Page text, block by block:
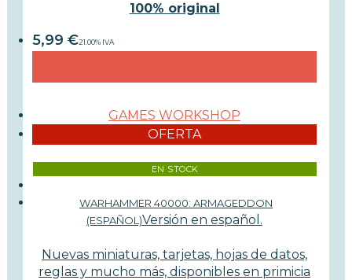
100% original
5,99 €21.00% IVA
GAMES WORKSHOP
OFERTA
EN STOCK
WARHAMMER 40000: ARMAGEDDON
(ESPAÑOL)Versión en español.
Nuevas miniaturas, tarjetas, hojas de datos,
reglas y mucho más, disponibles en primicia